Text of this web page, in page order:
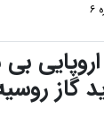
اروپایی
گاز